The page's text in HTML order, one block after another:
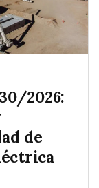
2026:
de